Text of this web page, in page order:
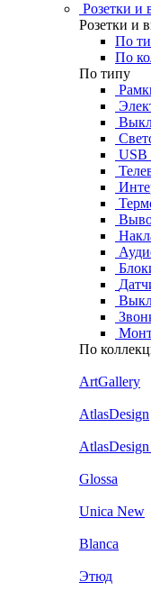
Розетки и
Розетки и
По
По
По типу
USB
По
ArtGallery
AtlasDesign
Glossa
Unica New
Blanca
Этюд